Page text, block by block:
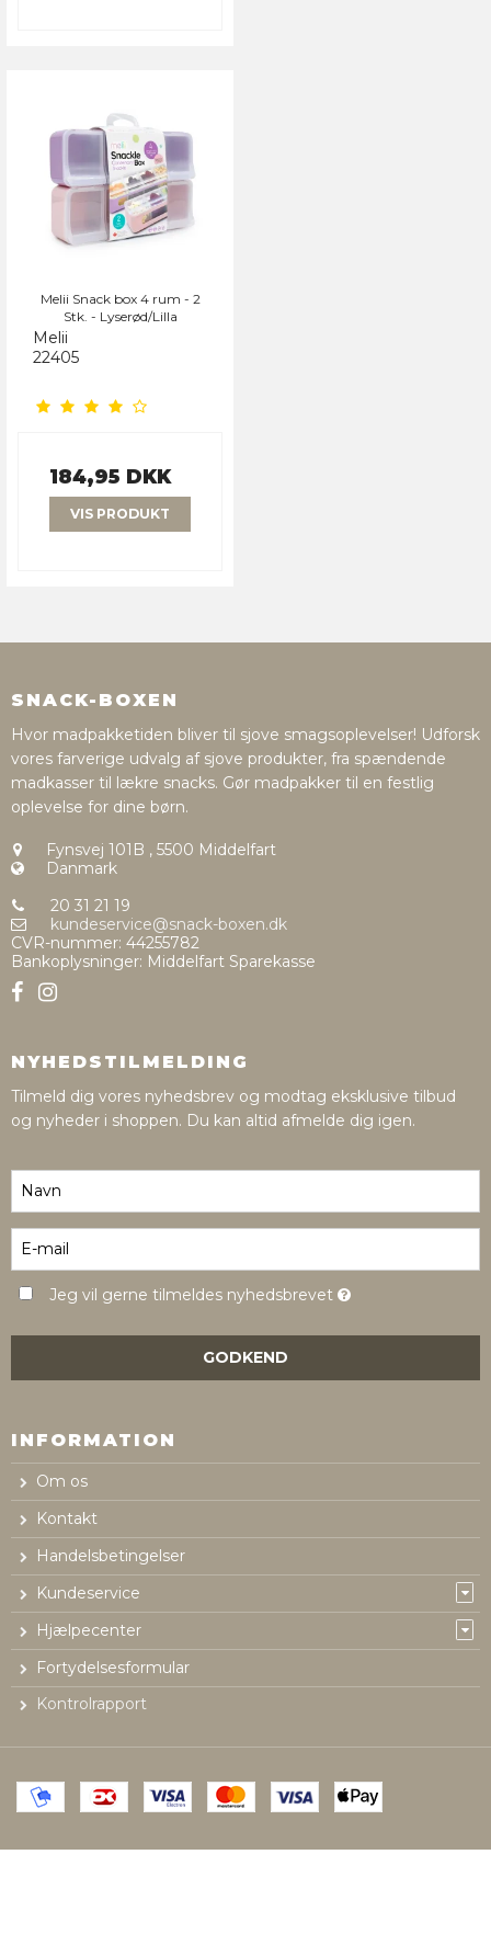
Melii Snack box 4 rum - 2
Stk. - Lyserød/Lilla
Melii
22405
184,95 DKK
VIS PRODUKT
SNACK-BOXEN
Hvor madpakketiden bliver til sjove smagsoplevelser! Udforsk
vores farverige udvalg af sjove produkter, fra spændende
madkasser til lækre snacks. Gør madpakker til en festlig
oplevelse for dine børn.
Fynsvej 101B , 5500 Middelfart
Danmark
20 31 21 19
kundeservice@snack-boxen.dk
CVR-nummer: 44255782
Bankoplysninger: Middelfart Sparekasse
NYHEDSTILMELDING
Tilmeld dig vores nyhedsbrev og modtag eksklusive tilbud
og nyheder i shoppen. Du kan altid afmelde dig igen.
Jeg vil gerne tilmeldes nyhedsbrevet
GODKEND
INFORMATION
Om os
Kontakt
Handelsbetingelser
Kundeservice
Hjælpecenter
Fortydelsesformular
Kontrolrapport